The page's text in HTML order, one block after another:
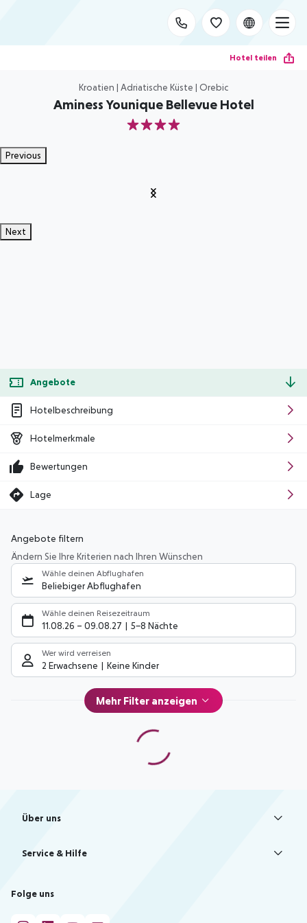
Hotel teilen
Kroatien | Adriatische Küste | Orebic
Aminess Younique Bellevue Hotel
4
Previous
Next
Angebote
Hotelbeschreibung
Hotelmerkmale
Bewertungen
Lage
Angebote filtern
Ändern Sie Ihre Kriterien nach Ihren Wünschen
Wähle deinen Abflughafen
Beliebiger Abflughafen
Wähle deinen Reisezeitraum
11.08.26 – 09.08.27 5-8 Nächte
Wer wird verreisen
2 Erwachsene Keine Kinder
Mehr Filter anzeigen
Über uns
Bestpreisgarantie
Cookie-Richtlinie
Service & Hilfe
Barrierefreies Reisen
Folge uns